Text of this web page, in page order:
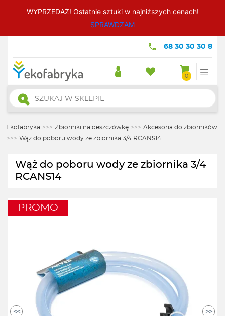
WYPRZEDAŻ! Ostatnie sztuki w najniższych cenach!
SPRAWDZAM
68 30 30 30 8
0
Wyszukiwarka
produktów
Ekofabryka >>> Zbiorniki na deszczówkę >>> Akcesoria do zbiorników
>>> Wąż do poboru wody ze zbiornika 3/4 RCANS14
Wąż do poboru wody ze zbiornika 3/4
RCANS14
PROMO
<< >>